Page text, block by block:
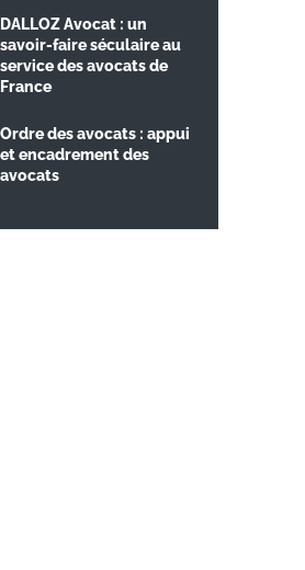
DALLOZ Avocat : un
savoir-faire séculaire au
service des avocats de
France
Ordre des avocats : appui
et encadrement des
avocats